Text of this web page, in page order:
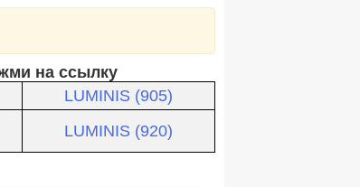
на ссылку
LUMINIS (905)
LUMINIS (920)